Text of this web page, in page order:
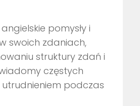
pomysły i
swoich zdaniach,
struktury zdań i
częstych
podczas